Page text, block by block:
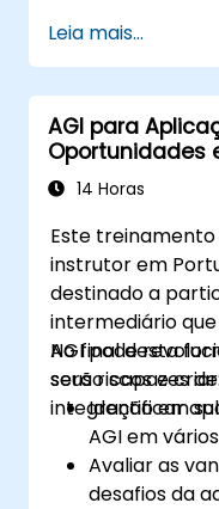
Otimizar
e
Abordar
segurança
Colaborar
Leia mais...
AGI para
Oportunidades
14 Horas
Este
instrutor em
destinado a
intermediário
AGI pode
seus riscos e
integração em
No final desta
serão capazes de:
Identificar
AGI em
Avaliar as
desafios da